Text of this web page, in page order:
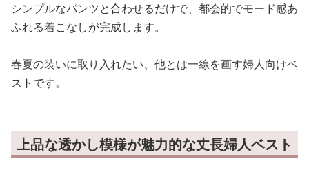
シンプルなパンツと合わせるだけで、都会的でモード感あ
ふれる着こなしが完成します。
春夏の装いに取り入れたい、他とは一線を画す婦人向けベ
ストです。
上品な透かし模様が魅力的な丈長婦人ベスト